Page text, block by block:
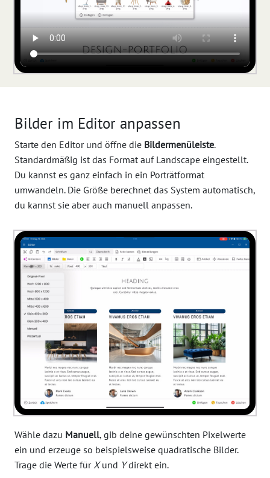
Bilder im Editor anpassen
Starte den Editor und öffne die Bildermenüleiste.
Standardmäßig ist das Format auf Landscape eingestellt.
Du kannst es ganz einfach in ein Porträtformat
umwandeln. Die Größe berechnet das System automatisch,
du kannst sie aber auch manuell anpassen.
Wähle dazu Manuell, gib deine gewünschten Pixelwerte
ein und erzeuge so beispielsweise quadratische Bilder.
Trage die Werte fürXund Ydirekt ein.